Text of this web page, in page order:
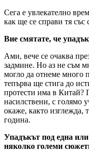
Сега е увлекателно
как ще се справи тя със
Вие смятате, че
Ами, вече се очаква
задмине. Но аз не съм
могло да отнеме много
тепърва ще стига до
протести има в Китай?
насилствени, с голямо
окаже, както изглежда,
година.
Упадъкът под една
няколко големи